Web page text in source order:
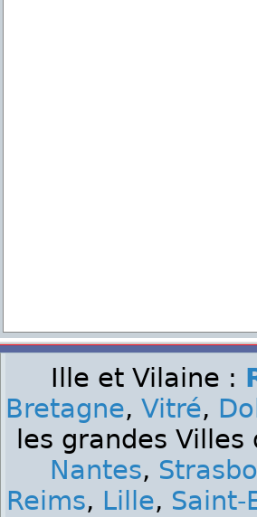
Ille et Vilaine :
Bretagne, Vitré,
les grandes
Nantes,
Reims, Lille, Saint-